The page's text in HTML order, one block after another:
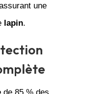
une
lapin.